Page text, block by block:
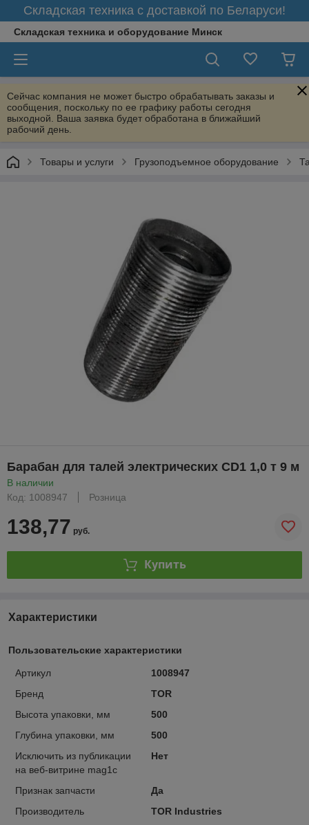
Складская техника с доставкой по Беларуси!
Складская техника и оборудование Минск
Сейчас компания не может быстро обрабатывать заказы и
сообщения, поскольку по ее графику работы сегодня
выходной. Ваша заявка будет обработана в ближайший
рабочий день.
Товары и услуги Грузоподъемное оборудование
Барабан для талей электрических CD1 1,0 т 9 м
В наличии
Код: 1008947
Розница
138,77 руб.
Купить
Характеристики
Пользовательские характеристики
Артикул
1008947
Бренд
TOR
Высота упаковки, мм
500
Глубина упаковки, мм
500
Исключить из публикации
на веб-витрине mag1c
Нет
Признак запчасти
Да
Производитель
TOR Industries